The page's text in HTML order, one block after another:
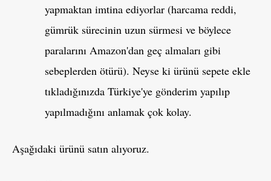
yapmaktan imtina ediyorlar (harcama reddi,
gümrük sürecinin uzun sürmesi ve böylece
paralarını Amazon'dan geç almaları gibi
sebeplerden ötürü). Neyse ki ürünü sepete ekle
tıkladığınızda Türkiye'ye gönderim yapılıp
yapılmadığını anlamak çok kolay.
Aşağıdaki ürünü satın alıyoruz.